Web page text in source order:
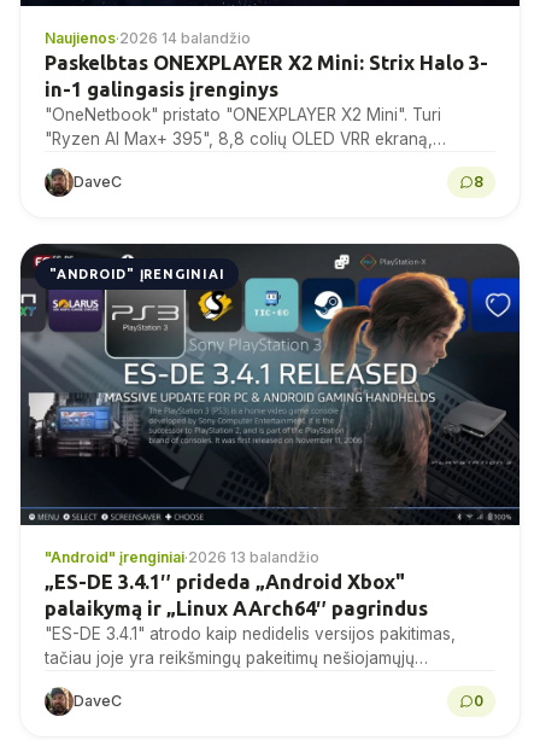
Naujienos·2026 14 balandžio
Paskelbtas ONEXPLAYER X2 Mini: Strix Halo 3-
in-1 galingasis įrenginys
"OneNetbook" pristato "ONEXPLAYER X2 Mini". Turi
"Ryzen AI Max+ 395", 8,8 colių OLED VRR ekraną,
DaveC 8
"ANDROID" ĮRENGINIAI
"Android" įrenginiai·2026 13 balandžio
„ES-DE 3.4.1″ prideda „Android Xbox"
palaikymą ir „Linux AArch64″ pagrindus
"ES-DE 3.4.1" atrodo kaip nedidelis versijos pakitimas,
tačiau joje yra reikšmingų pakeitimų nešiojamųjų
eksperimentinis Linux AArch64 palaikymas, platesnė
DaveC 0